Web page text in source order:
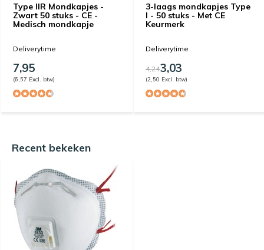
Type IIR Mondkapjes -
Zwart 50 stuks - CE -
Medisch mondkapje
Deliverytime
7,95
(6,57 Excl. btw)
3-laags mondkapjes Type
I - 50 stuks - Met CE
Keurmerk
Deliverytime
4,243,03
(2,50 Excl. btw)
Recent bekeken